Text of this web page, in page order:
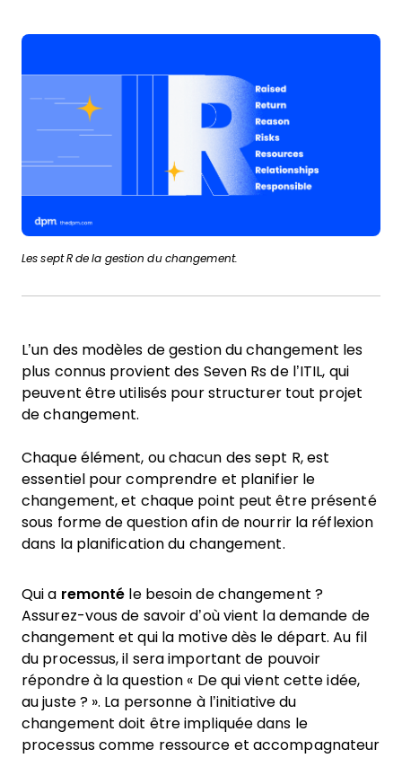
Les sept R de la gestion du changement.
L’un des modèles de gestion du changement les
plus connus provient des Seven Rs de l’ITIL, qui
peuvent être utilisés pour structurer tout projet
de changement.
Chaque élément, ou chacun des sept R, est
essentiel pour comprendre et planifier le
changement, et chaque point peut être présenté
sous forme de question afin de nourrir la réflexion
dans la planification du changement.
Qui a remonté le besoin de changement ?
Assurez-vous de savoir d’où vient la demande de
changement et qui la motive dès le départ. Au fil
du processus, il sera important de pouvoir
répondre à la question « De qui vient cette idée,
au juste ? ». La personne à l’initiative du
changement doit être impliquée dans le
processus comme ressource et accompagnateur